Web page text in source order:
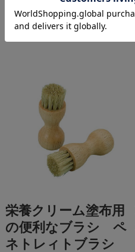
レ
¥2,310(税込)
栄養クリーム塗布用
の便利なブラシ ペ
ネトレィトブラシ